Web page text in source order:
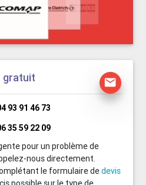
gratuit mail
93 91 46 73
35 59 22 09
pour un problème de
nous directement.
le formulaire dedevis